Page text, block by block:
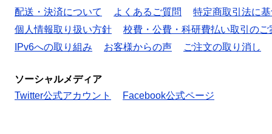
配送・決済について
よくあるご質問
特定商取引法に
個人情報取り扱い方針
校費・公費・科研費払い取引のご
IPv6への取り組み
お客様からの声 ご注文の取り消し
ソーシャルメディア
Twitter公式アカウント
Facebook公式ページ